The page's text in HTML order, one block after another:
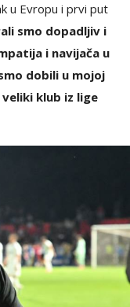
u Evropu i prvi put
smo dopadljiv i
i navijača u
dobili u mojoj
klub iz lige